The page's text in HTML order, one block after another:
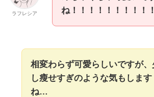
ラフレシア
ね！！！！！！！！！
相変わらず可愛らしいですが、
し瘦せすぎのような気もします
ね…